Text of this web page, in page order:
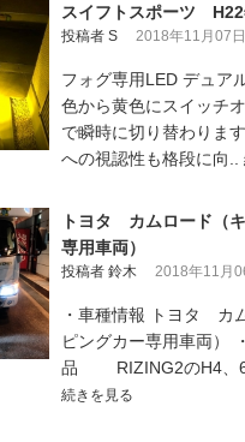
スイフトスポーツ
投稿者 S 2018年11月07日
フォグ専用LED デュア
色から黄色にスイッチ
で瞬時に切り替わりま
への視認性も格段に向..
トヨタ カムロード（
専用車両）
投稿者 鈴木 2018年11月
・車種情報 トヨタ カ
ピングカー専用車両）
品 RIZING2のH4、
続きを見る